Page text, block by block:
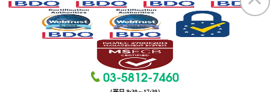
03-5812-7460